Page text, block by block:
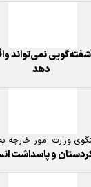
نمی‌تواند
دهد
وزارت امور خارجه
و پاسداشت